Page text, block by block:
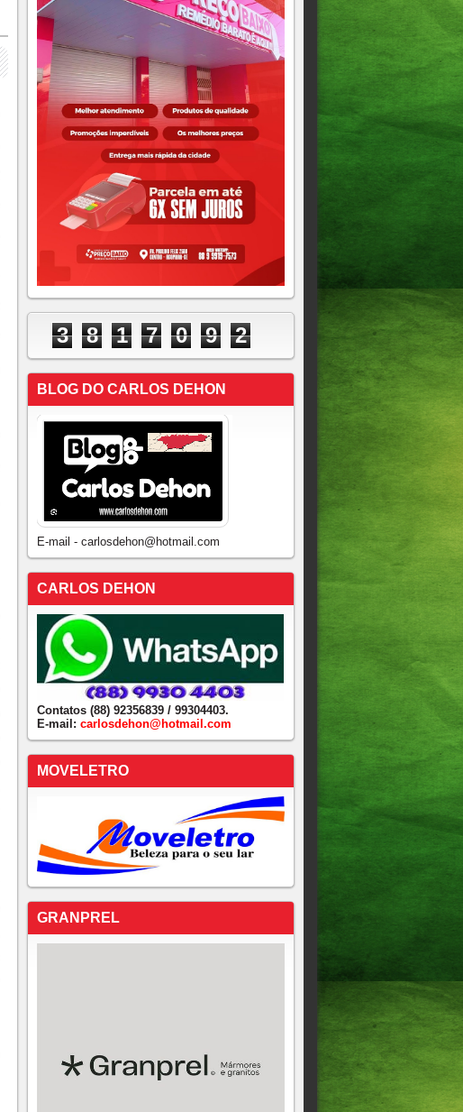
3 8 1 7 0 9 2
BLOG DO CARLOS DEHON
E-mail - carlosdehon@hotmail.com
CARLOS DEHON
Contatos (88) 92356839 / 99304403.
E-mail: carlosdehon@hotmail.com
MOVELETRO
GRANPREL